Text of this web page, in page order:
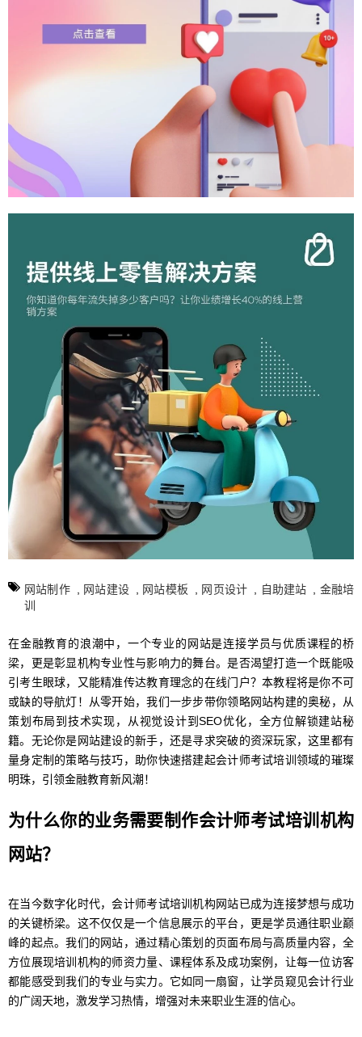
网站制作 网站建设 网站模板 网页设计 自助建站
金融培
训
在金融教育的浪潮中，一个专业的网站是连接学员与优质课程的桥
梁，更是彰显机构专业性与影响力的舞台。是否渴望打造一个既能吸
引考生眼球，又能精准传达教育理念的在线门户？本教程将是你不可
或缺的导航灯！从零开始，我们一步步带你领略网站构建的奥秘，从
策划布局到技术实现，从视觉设计到SEO优化，全方位解锁建站秘
籍。无论你是网站建设的新手，还是寻求突破的资深玩家，这里都有
量身定制的策略与技巧，助你快速搭建起会计师考试培训领域的璀璨
明珠，引领金融教育新风潮！
为什么你的业务需要制作会计师考试培训机构
网站？
在当今数字化时代，会计师考试培训机构网站已成为连接梦想与成功
的关键桥梁。这不仅仅是一个信息展示的平台，更是学员通往职业巅
峰的起点。我们的网站，通过精心策划的页面布局与高质量内容，全
方位展现培训机构的师资力量、课程体系及成功案例，让每一位访客
都能感受到我们的专业与实力。它如同一扇窗，让学员窥见会计行业
的广阔天地，激发学习热情，增强对未来职业生涯的信心。